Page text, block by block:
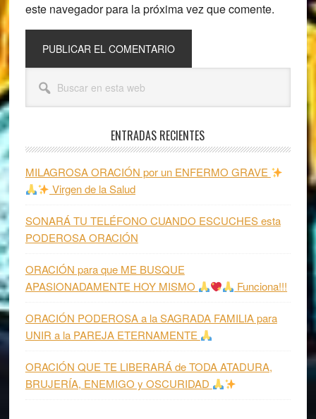
este navegador para la próxima vez que comente.
Barra
lateral
esta
ENTRADAS RECIENTES
MILAGROSA ORACIÓN por un ENFERMO GRAVE
Virgen de la Salud
SONARÁ TU TELÉFONO CUANDO ESCUCHES esta
PODEROSA ORACIÓN
ORACIÓN para que ME BUSQUE
APASIONADAMENTE HOY MISMO
Funciona!!!
ORACIÓN PODEROSA a la SAGRADA FAMILIA para
UNIR a la PAREJA ETERNAMENTE
ORACIÓN QUE TE LIBERARÁ de TODA ATADURA,
BRUJERÍA, ENEMIGO y OSCURIDAD